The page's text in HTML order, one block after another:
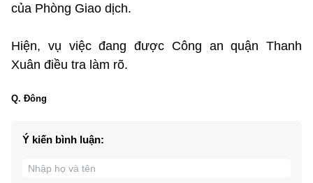
của Phòng Giao dịch.
Hiện, vụ việc đang được Công an quận Thanh
Xuân điều tra làm rõ.
Q. Đông
Ý kiến bình luận: